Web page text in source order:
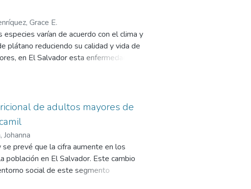
Grace E.
varían de acuerdo con el clima y
plátano reduciendo su calidad y vida de
en El Salvador esta enfermedad se
la salud del trabajador y consumidor.
Este estudio se centró en el
el estudio se realizó en los
la capacidad de los aislados de
el microorganismo que
como resultado que la enfermedad
de hongos candidatos a antagonistas,
patógena Fusarium dimerum
de adultos mayores de
Johanna
prevé que la cifra aumente en los
población en El Salvador. Este cambio
social de este segmento
de los factores sociodemográficos